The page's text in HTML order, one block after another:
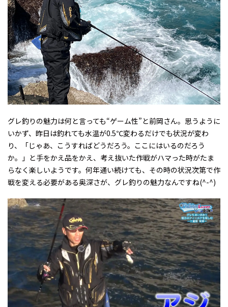
グレ釣りの魅力は何と言っても“ゲーム性”と前岡さん。思うように
いかず、昨日は釣れても水温が0.5℃変わるだけでも状況が変わ
り、「じゃあ、こうすればどうだろう。ここにはいるのだろう
か。」と手をかえ品をかえ、考え抜いた作戦がハマった時がたま
らなく楽しいようです。何年通い続けても、その時の状況次第で作
戦を変える必要がある奥深さが、グレ釣りの魅力なんですね(^-^)